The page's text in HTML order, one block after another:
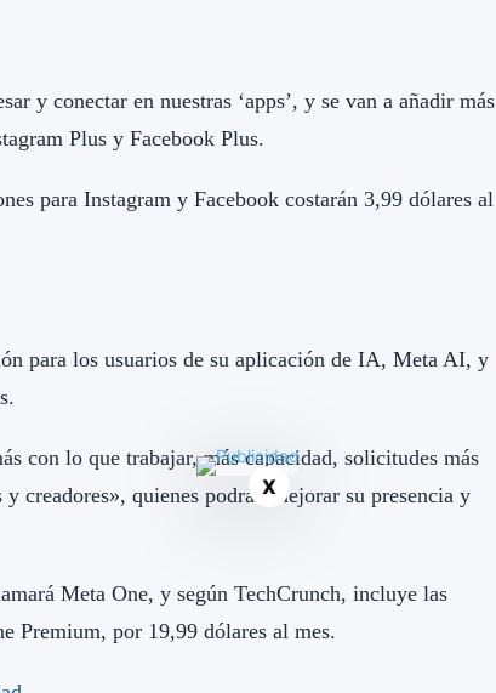
y conectar en nuestras ‘apps’, y se van a añadir más
Plus y Facebook Plus.
para Instagram y Facebook costarán 3,99 dólares al
para los usuarios de su aplicación de IA, Meta AI, y
con lo que trabajar, más capacidad, solicitudes más
creadores», quienes podrán mejorar su presencia y
Meta One, y según TechCrunch, incluye las
Premium, por 19,99 dólares al mes.
X